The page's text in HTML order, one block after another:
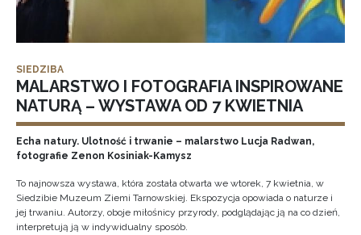
SIEDZIBA
MALARSTWO I FOTOGRAFIA INSPIROWANE
NATURĄ – WYSTAWA OD 7 KWIETNIA
Echa natury. Ulotność i trwanie – malarstwo Lucja Radwan,
fotografie Zenon Kosiniak-Kamysz
To najnowsza wystawa, która została otwarta we wtorek, 7 kwietnia, w
Siedzibie Muzeum Ziemi Tarnowskiej. Ekspozycja opowiada o naturze i
jej trwaniu. Autorzy, oboje miłośnicy przyrody, podglądając ją na co dzień,
interpretują ją w indywidualny sposób.